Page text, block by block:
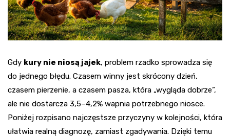
Gdy kury nie niosą jajek, problem rzadko sprowadza się
do jednego błędu. Czasem winny jest skrócony dzień,
czasem pierzenie, a czasem pasza, która „wygląda dobrze”,
ale nie dostarcza 3,5–4,2% wapnia potrzebnego niosce.
Poniżej rozpisano najczęstsze przyczyny w kolejności, która
ułatwia realną diagnozę, zamiast zgadywania. Dzięki temu